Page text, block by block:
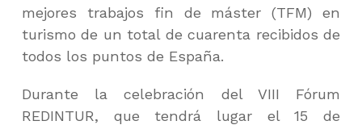
mejores trabajos fin de máster (TFM) en
turismo de un total de cuarenta recibidos de
todos los puntos de España.
Durante la celebración del VIII Fórum
REDINTUR, que tendrá lugar el 15 de